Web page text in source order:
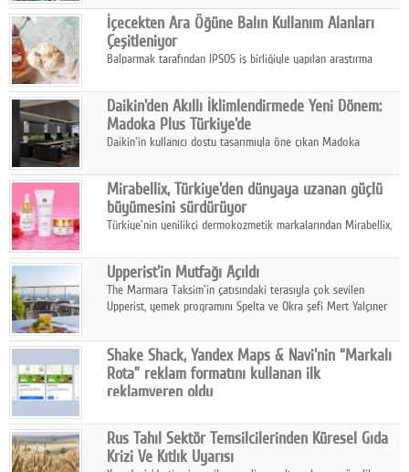
ettiriyor.
İçecekten Ara Öğüne Balın Kullanım Alanları
Çeşitleniyor
Balparmak tarafından IPSOS iş birliğiyle yapılan araştırma
ıhlamur gibi içeceklerde tercih ettiğini ortaya koyuyor.
Daikin'den Akıllı İklimlendirmede Yeni Dönem:
Madoka Plus Türkiye'de
Daikin'in kullanıcı dostu tasarımıyla öne çıkan Madoka
kontrol ünitesi Madoka Plus Türkiye'de satışa sunuldu.
Mirabellix, Türkiye'den dünyaya uzanan güçlü
büyümesini sürdürüyor
Türkiye'nin yenilikçi dermokozmetik markalarından Mirabellix,
ürünleriyle hem yurt içinde hem de uluslararası pazarlarda
büyümesini sürdürüyor.
Upperist'in Mutfağı Açıldı
The Marmara Taksim'in çatısındaki terasıyla çok sevilen
Upperist, yemek programını Spelta ve Okra şefi Mert Yalçıner
Shake Shack, Yandex Maps & Navi'nin “Markalı
Rota” reklam formatını kullanan ilk
reklamveren oldu
artırmak amacıyla Cereyan Medya ve Yandex Ads iş birliğiyle
Yandex Maps & Navi'nin yeni "Markalı Rota" reklam formatını
kullanan ilk marka oldu.
Rus Tahıl Sektör Temsilcilerinden Küresel Gıda
Krizi Ve Kıtlık Uyarısı